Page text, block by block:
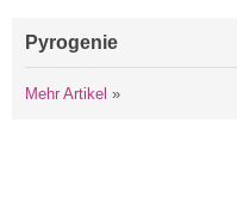
Pyrogenie
Mehr Artikel »